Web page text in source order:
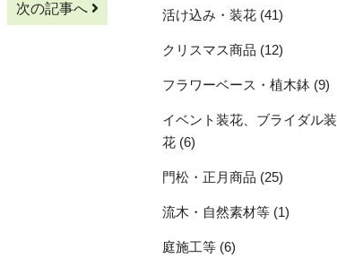
次の記事へ 活け込み・装花 (41)
クリスマス商品 (12)
フラワーベース・植木鉢 (9)
イベント装花、ブライダル装
花 (6)
門松・正月商品 (25)
流木・自然素材等 (1)
庭施工等 (6)